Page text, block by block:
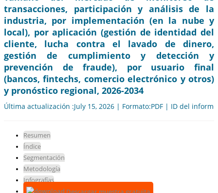
transacciones, participación y análisis de la
industria, por implementación (en la nube y
local), por aplicación (gestión de identidad del
cliente, lucha contra el lavado de dinero,
gestión de cumplimiento y detección y
prevención de fraude), por usuario final
(bancos, fintechs, comercio electrónico y otros)
y pronóstico regional, 2026-2034
Última actualización :July 15, 2026 | Formato:PDF | ID del
Resumen
Índice
Segmentación
Metodología
Infografías
Descargar muestra gratuita